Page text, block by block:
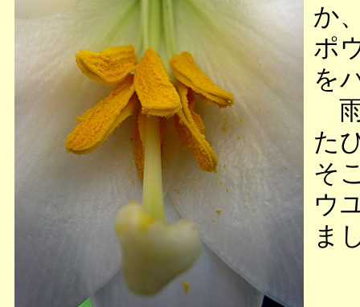
か
ポ
を
た
そ
ウ
ま